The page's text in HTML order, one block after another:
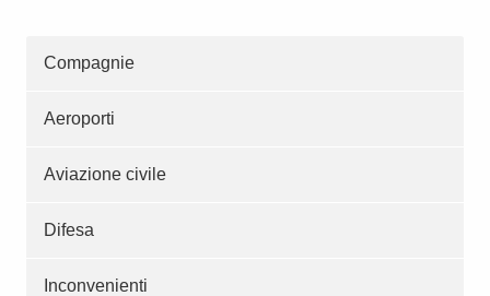
Compagnie
Aeroporti
Aviazione civile
Difesa
Inconvenienti